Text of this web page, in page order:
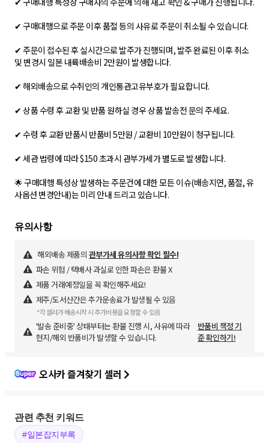
✔ 구매대행으로 주문 이후 품절 등의 사유로 주문이 취소될 수 있습니다.
✔ 주문이 접수된 후 실시간으로 발주가 진행되며, 발주 완료된 이후 취소
및 변경시 일본 내륙배송비 2만원이 발생합니다.
✔ 해외배송으로 수취인의 개인통관고유부호가 필요합니다.
✔ 상품 수령 후 교환 및 반품 원하실 경우 상품 발송전 문의 주세요.
✔ 수령 후 교환 반품시 반품비 5만원 / 교환비 10만원이 청구됩니다.
✔ 세관 법령에 따라 $150 초과시 관부가세가 별도로 발생합니다.
🌟 구매대행 특성상 발생하는 주문건에 대한 모든 이슈(배송지연, 품절, 유
사옵션 변경안내)는 미리 안내 드리고 있습니다.
유의사항
해외배송 제품의 관부가세 유의사항 확인 필수!
파손 위험 / 택배사 과실로 인한 파손은 환불 X
제품 거래예정일을 꼭 확인해주세요!
제주/도서산간은 추가운송료가 발생될 수 있음
*각 셀러가 배송시작 시 추가비용을 요청할 수 있음
'발송 준비중' 상태부터는 환불 진행 시, 사유에 따라
현지/해외 반품비가 발생할 수 있습니다.
반품비 책정 기
준 확인하기!
오사카 즐겨찾기 셀러
관련 추천 키워드
#일본잡지부록